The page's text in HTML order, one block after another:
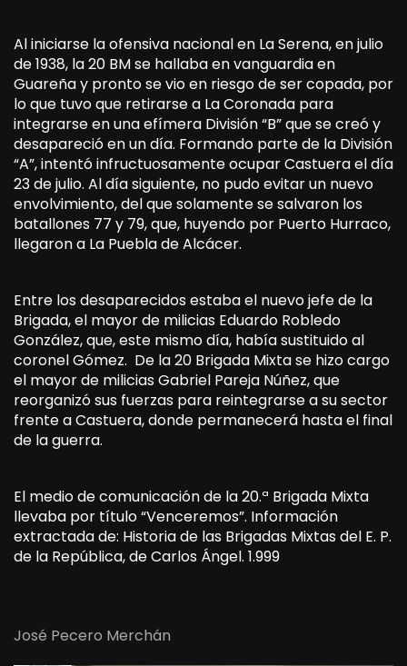
Al iniciarse la ofensiva nacional en La Serena, en julio
de 1938, la 20 BM se hallaba en vanguardia en
Guareña y pronto se vio en riesgo de ser copada, por
lo que tuvo que retirarse a La Coronada para
integrarse en una efímera División “B” que se creó y
desapareció en un día. Formando parte de la División
“A”, intentó infructuosamente ocupar Castuera el día
23 de julio. Al día siguiente, no pudo evitar un nuevo
envolvimiento, del que solamente se salvaron los
batallones 77 y 79, que, huyendo por Puerto Hurraco,
llegaron a La Puebla de Alcácer.
Entre los desaparecidos estaba el nuevo jefe de la
Brigada, el mayor de milicias Eduardo Robledo
González, que, este mismo día, había sustituido al
coronel Gómez. De la 20 Brigada Mixta se hizo cargo
el mayor de milicias Gabriel Pareja Núñez, que
reorganizó sus fuerzas para reintegrarse a su sector
frente a Castuera, donde permanecerá hasta el final
de la guerra.
El medio de comunicación de la 20.ª Brigada Mixta
llevaba por título “Venceremos”. Información
extractada de: Historia de las Brigadas Mixtas del E. P.
de la República, de Carlos Ángel. 1.999
José Pecero Merchán